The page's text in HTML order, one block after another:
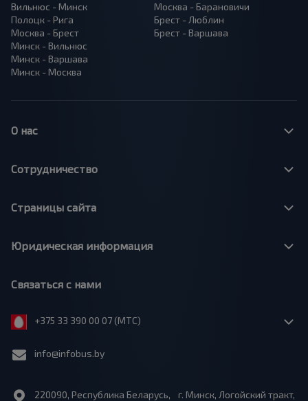
Вильнюс - Минск
Полоцк - Рига
Москва - Брест
Минск - Вильнюс
Минск - Варшава
Минск - Москва
Москва - Барановичи
Брест - Люблин
Брест - Варшава
О нас
Сотрудничество
Страницы сайта
Юридическая информация
Связаться с нами
+375 33 390 00 07 (МТС)
info@infobus.by
220090, Республика Беларусь, г. Минск, Логойский тракт,